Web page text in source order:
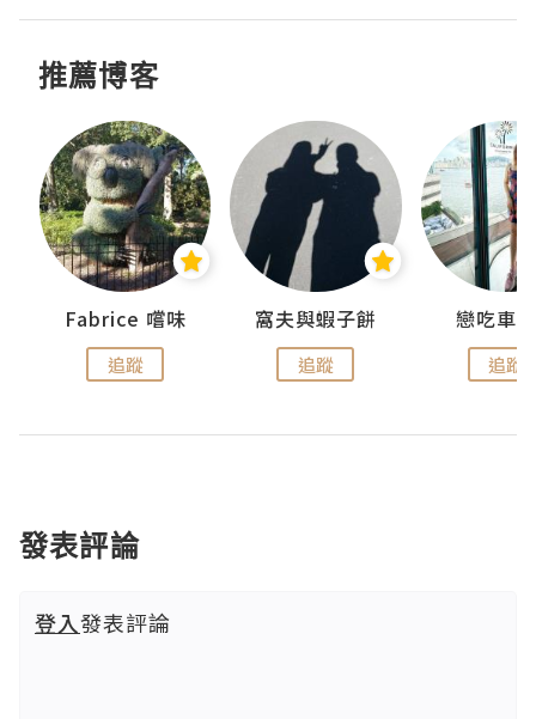
推薦博客
Fabrice 嚐味
追蹤
窩夫與蝦子餅
追蹤
戀吃車
追蹤
發表評論
登入發表評論